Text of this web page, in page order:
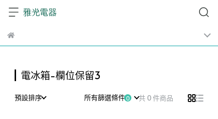
電冰箱-欄位保留3
預設排序 所有篩選條件 共 0 件商品